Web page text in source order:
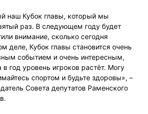
наш Кубок главы, который мы
раз. В следующем году будет
внимание, сколько сегодня
деле, Кубок главы становится очень
событием и очень интересным,
в год уровень игроков растёт. Могу
спортом и будьте здоровы», –
Совета депутатов Раменского